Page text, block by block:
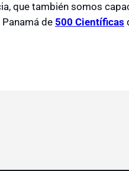
que también somos
de 500 Científicas